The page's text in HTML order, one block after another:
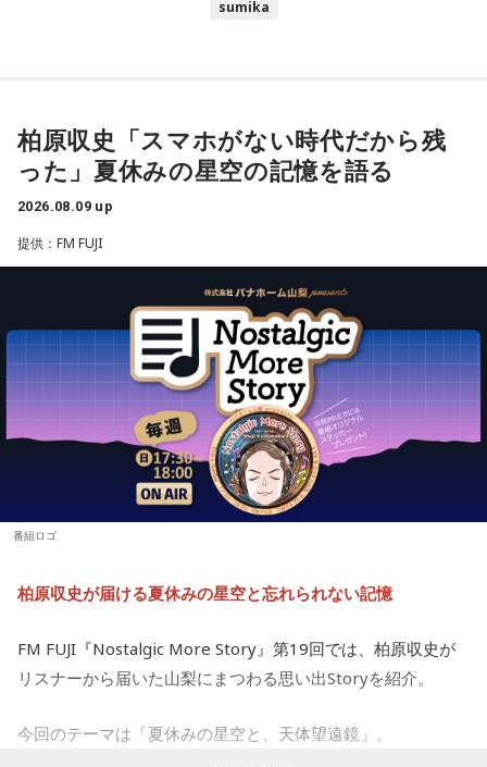
sumika
柏原収史「スマホがない時代だから残
った」夏休みの星空の記憶を語る
2026.08.09 up
提供：FM FUJI
番組ロゴ
柏原収史が届ける夏休みの星空と忘れられない記憶
FM FUJI『Nostalgic More Story』第19回では、柏原収史が
リスナーから届いた山梨にまつわる思い出Storyを紹介。
今回のテーマは「夏休みの星空と、天体望遠鏡」。